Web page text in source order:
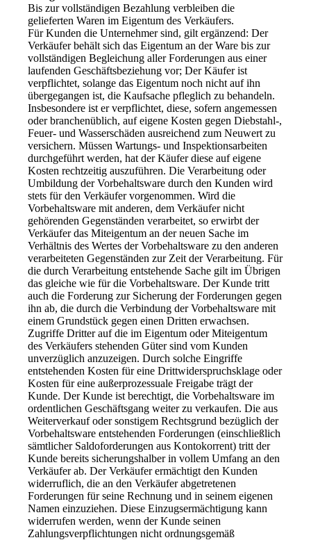
Bis zur vollständigen Bezahlung verbleiben die
gelieferten Waren im Eigentum des Verkäufers.
Für Kunden die Unternehmer sind, gilt ergänzend: Der
Verkäufer behält sich das Eigentum an der Ware bis zur
vollständigen Begleichung aller Forderungen aus einer
laufenden Geschäftsbeziehung vor; Der Käufer ist
verpflichtet, solange das Eigentum noch nicht auf ihn
übergegangen ist, die Kaufsache pfleglich zu behandeln.
Insbesondere ist er verpflichtet, diese, sofern angemessen
oder branchenüblich, auf eigene Kosten gegen Diebstahl-,
Feuer- und Wasserschäden ausreichend zum Neuwert zu
versichern. Müssen Wartungs- und Inspektionsarbeiten
durchgeführt werden, hat der Käufer diese auf eigene
Kosten rechtzeitig auszuführen. Die Verarbeitung oder
Umbildung der Vorbehaltsware durch den Kunden wird
stets für den Verkäufer vorgenommen. Wird die
Vorbehaltsware mit anderen, dem Verkäufer nicht
gehörenden Gegenständen verarbeitet, so erwirbt der
Verkäufer das Miteigentum an der neuen Sache im
Verhältnis des Wertes der Vorbehaltsware zu den anderen
verarbeiteten Gegenständen zur Zeit der Verarbeitung. Für
die durch Verarbeitung entstehende Sache gilt im Übrigen
das gleiche wie für die Vorbehaltsware. Der Kunde tritt
auch die Forderung zur Sicherung der Forderungen gegen
ihn ab, die durch die Verbindung der Vorbehaltsware mit
einem Grundstück gegen einen Dritten erwachsen.
Zugriffe Dritter auf die im Eigentum oder Miteigentum
des Verkäufers stehenden Güter sind vom Kunden
unverzüglich anzuzeigen. Durch solche Eingriffe
entstehenden Kosten für eine Drittwiderspruchsklage oder
Kosten für eine außerprozessuale Freigabe trägt der
Kunde. Der Kunde ist berechtigt, die Vorbehaltsware im
ordentlichen Geschäftsgang weiter zu verkaufen. Die aus
Weiterverkauf oder sonstigem Rechtsgrund bezüglich der
Vorbehaltsware entstehenden Forderungen (einschließlich
sämtlicher Saldoforderungen aus Kontokorrent) tritt der
Kunde bereits sicherungshalber in vollem Umfang an den
Verkäufer ab. Der Verkäufer ermächtigt den Kunden
widerruflich, die an den Verkäufer abgetretenen
Forderungen für seine Rechnung und in seinem eigenen
Namen einzuziehen. Diese Einzugsermächtigung kann
widerrufen werden, wenn der Kunde seinen
Zahlungsverpflichtungen nicht ordnungsgemäß